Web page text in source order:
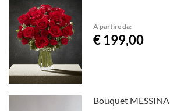
A partire da:
€ 199,00
Bouquet MESSINA